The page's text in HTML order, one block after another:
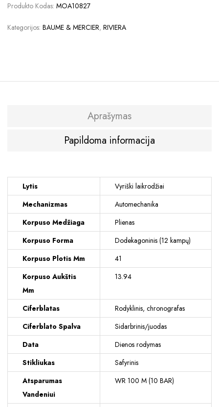
Produkto Kodas: MOA10827
Kategorijos: BAUME & MERCIER, RIVIERA
Aprašymas
Papildoma informacija
Lytis
Vyriški laikrodžiai
Mechanizmas
Automechanika
Korpuso Medžiaga
Plienas
Korpuso Forma
Dodekagoninis (12 kampų)
Korpuso Plotis Mm
41
Korpuso Aukštis
Mm
13.94
Ciferblatas
Rodyklinis, chronografas
Ciferblato Spalva
Sidarbrinis/juodas
Data
Dienos rodymas
Stikliukas
Safyrinis
Atsparumas
Vandeniui
WR 100 M (10 BAR)